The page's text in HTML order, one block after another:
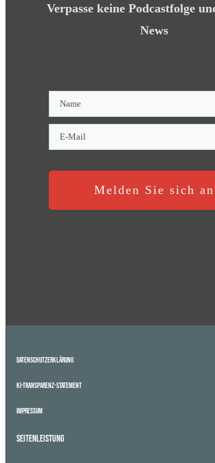
Verpasse keine Podcastfolge
News
Melden Sie sich an
Datenschutzerklärung
KI-Transparenz-Statement
Impressum
Seitenleistung